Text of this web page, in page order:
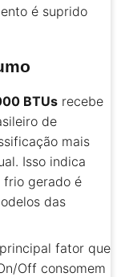
é suprido
BTUs recebe
de
mais
Isso indica
frio gerado é
das
fator que
Off consomem